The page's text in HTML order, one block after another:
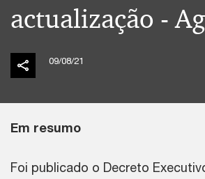
actualização -
09/08/21
Em resumo
Foi publicado o Decreto